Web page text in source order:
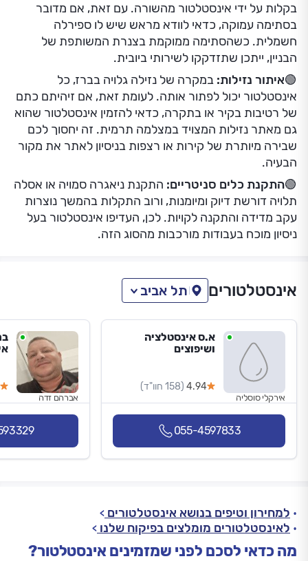
בקלות על ידי אינסטלטור מהשורה. עם זאת, אם מדובר
בסתימה עמוקה, כדאי לוודא מראש שיש לו ספירלה
חשמלית. כשהסתימה ממוקמת בצנרת המשותפת של
הבניין, ייתכן שתזדקקו לשירותי ביובית.
🟢איתור נזילות: במקרה של נזילה גלויה בברז, כל
אינסטלטור יכול לפתור אותה. לעומת זאת, אם זיהיתם כתם
של רטיבות בקיר או בתקרה, כדאי להזמין אינסטלטור שהוא
גם מאתר נזילות המצויד במצלמה תרמית. זה יחסוך לכם
שבירה מיותרת של קירות או רצפות בניסיון לאתר את מקור
הבעיה.
🟢התקנת כלים סניטריים: התקנת ניאגרה סמויה או אסלה
תלויה דורשת דיוק ומיומנות, ורוב התקלות בהמשך נוצרות
עקב מדידה והתקנה לקויות. לכן, העדיפו אינסטלטור בעל
ניסיון מוכח בעבודות מורכבות מהסוג הזה.
אינסטלטורים תל אביב
א.ס אינסטלציה
ושיפוצים
4.94 (158 חוו"ד)
אירקלי סוסליה
055-4597833
אברהם זדה
למחירון וטיפים בנושא אינסטלטורים
לאינסטלטורים מומלצים בפיקוח שלנו
מה כדאי לסכם לפני שמזמינים אינסטלטור?